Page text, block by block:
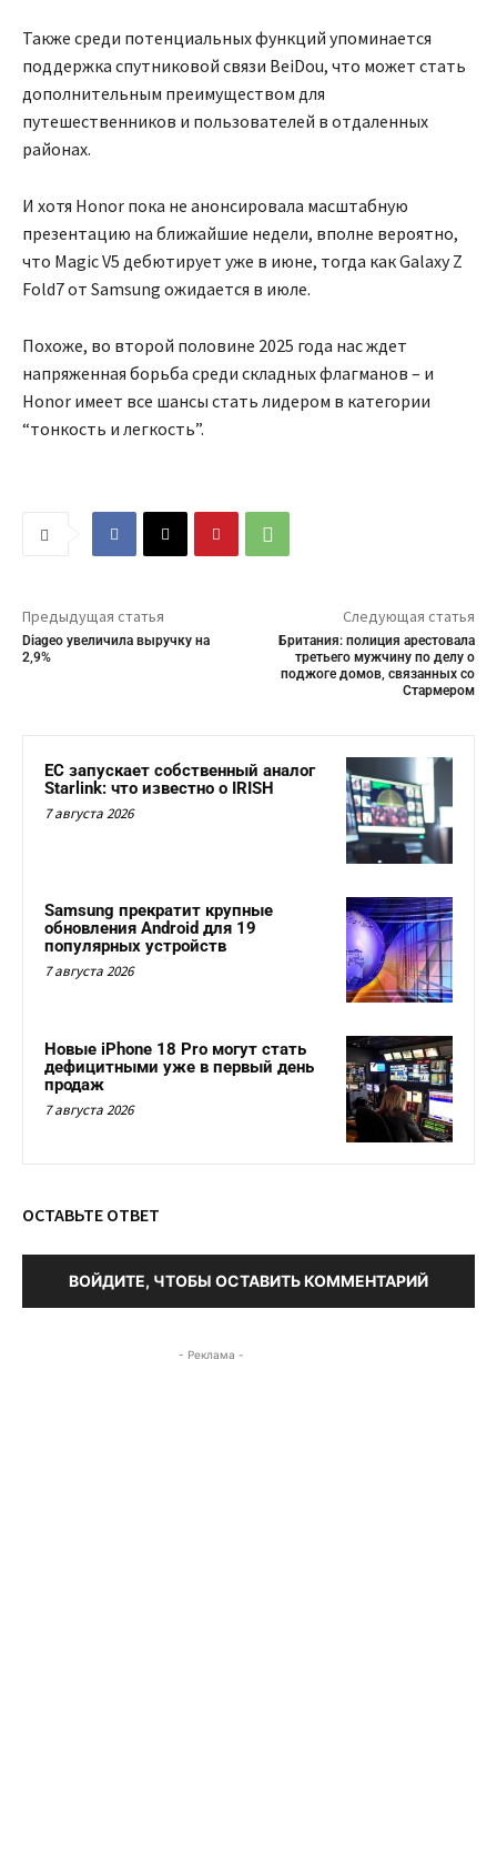
Также среди потенциальных функций упоминается
поддержка спутниковой связи BeiDou, что может стать
дополнительным преимуществом для
путешественников и пользователей в отдаленных
районах.
И хотя Honor пока не анонсировала масштабную
презентацию на ближайшие недели, вполне вероятно,
что Magic V5 дебютирует уже в июне, тогда как Galaxy Z
Fold7 от Samsung ожидается в июле.
Похоже, во второй половине 2025 года нас ждет
напряженная борьба среди складных флагманов – и
Honor имеет все шансы стать лидером в категории
“тонкость и легкость”.
Предыдущая статья
Diageo увеличила выручку на
2,9%
Следующая статья
Британия: полиция арестовала
третьего мужчину по делу о
поджоге домов, связанных со
Стармером
ЕС запускает собственный аналог
Starlink: что известно о IRISH
7 августа 2026
Samsung прекратит крупные
обновления Android для 19
популярных устройств
7 августа 2026
Новые iPhone 18 Pro могут стать
дефицитными уже в первый день
продаж
7 августа 2026
ОСТАВЬТЕ ОТВЕТ
ВОЙДИТЕ, ЧТОБЫ ОСТАВИТЬ КОММЕНТАРИЙ
- Реклама -